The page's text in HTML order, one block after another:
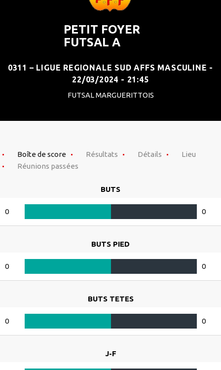
PETIT FOYER
FUTSAL A
0311 – LIGUE REGIONALE SUD AFFS MASCULINE -
22/03/2024 - 21:45
FUTSAL MARGUERITTOIS
Boîte de score Résultats Détails
Lieu
Réunions passées
BUTS
0 0
BUTS PIED
0 0
BUTS TETES
0 0
J-F